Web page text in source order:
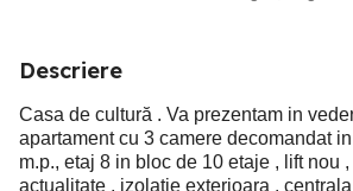
Descriere
Casa de cultură . Va prezentam in
apartament cu 3 camere decomandat
m.p., etaj 8 in bloc de 10 etaje , lift nou
actualitate , izolatie exterioara ,